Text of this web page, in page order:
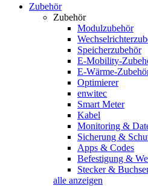
Zubehör
Zubehör
Modulzubehör
Speicherzubehör
E-Mobility-
E-Wärme-
Optimierer
enwitec
Smart Meter
Kabel
Monitoring &
Sicherung &
Apps & Codes
Befestigung &
Stecker &
alle anzeigen